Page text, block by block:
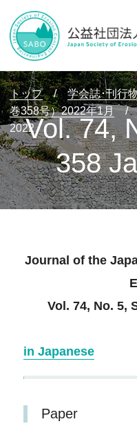
Vol. 74,
358
トップ / 学会誌･刊行
巻358号）2022年1月
/
2022
Journal of the
Vol. 74, No. 5,
in Japanese
Paper